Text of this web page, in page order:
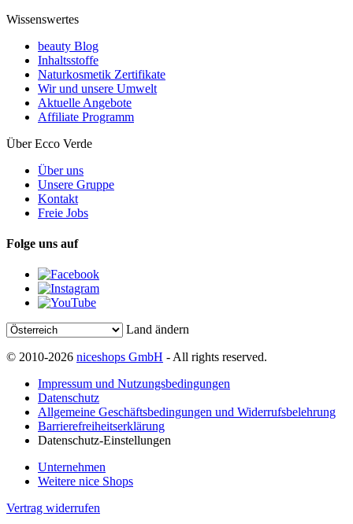
Wissenswertes
beauty Blog
Inhaltsstoffe
Naturkosmetik Zertifikate
Wir und unsere Umwelt
Aktuelle Angebote
Affiliate Programm
Über Ecco Verde
Über uns
Unsere Gruppe
Kontakt
Freie Jobs
Folge uns auf
Land ändern
© 2010-2026 niceshops GmbH - All rights reserved.
Impressum und Nutzungsbedingungen
Datenschutz
Allgemeine Geschäftsbedingungen und Widerrufsbelehrung
Barrierefreiheitserklärung
Datenschutz-Einstellungen
Unternehmen
Weitere nice Shops
Vertrag widerrufen